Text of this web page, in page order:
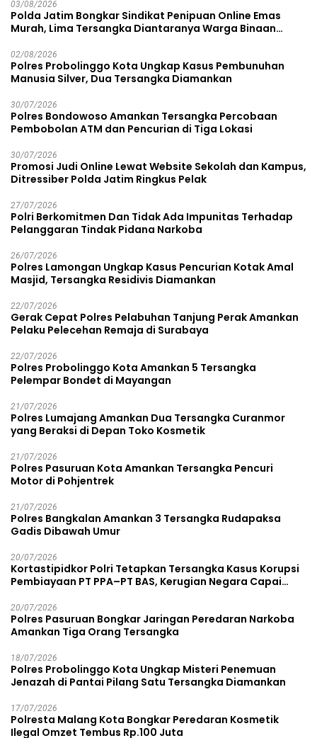
03/08/2026
Polda Jatim Bongkar Sindikat Penipuan Online Emas
Murah, Lima Tersangka Diantaranya Warga Binaan
02/08/2026
Polres Probolinggo Kota Ungkap Kasus Pembunuhan
Manusia Silver, Dua Tersangka Diamankan
30/07/2026
Polres Bondowoso Amankan Tersangka Percobaan
Pembobolan ATM dan Pencurian di Tiga Lokasi
30/07/2026
Promosi Judi Online Lewat Website Sekolah dan Kampus,
Ditressiber Polda Jatim Ringkus Pelak
27/07/2026
Polri Berkomitmen Dan Tidak Ada Impunitas Terhadap
Pelanggaran Tindak Pidana Narkoba
26/07/2026
Polres Lamongan Ungkap Kasus Pencurian Kotak Amal
Masjid, Tersangka Residivis Diamankan
22/07/2026
Gerak Cepat Polres Pelabuhan Tanjung Perak Amankan
Pelaku Pelecehan Remaja di Surabaya
22/07/2026
Polres Probolinggo Kota Amankan 5 Tersangka
Pelempar Bondet di Mayangan
21/07/2026
Polres Lumajang Amankan Dua Tersangka Curanmor
yang Beraksi di Depan Toko Kosmetik
21/07/2026
Polres Pasuruan Kota Amankan Tersangka Pencuri
Motor di Pohjentrek
21/07/2026
Polres Bangkalan Amankan 3 Tersangka Rudapaksa
Gadis Dibawah Umur
20/07/2026
Kortastipidkor Polri Tetapkan Tersangka Kasus Korupsi
Pembiayaan PT PPA–PT BAS, Kerugian Negara Capai
20/07/2026
Polres Pasuruan Bongkar Jaringan Peredaran Narkoba
Amankan Tiga Orang Tersangka
18/07/2026
Polres Probolinggo Kota Ungkap Misteri Penemuan
Jenazah di Pantai Pilang Satu Tersangka Diamankan
17/07/2026
Polresta Malang Kota Bongkar Peredaran Kosmetik
Ilegal Omzet Tembus Rp.100 Juta